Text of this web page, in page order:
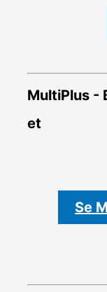
MultiPlus -
et
Se